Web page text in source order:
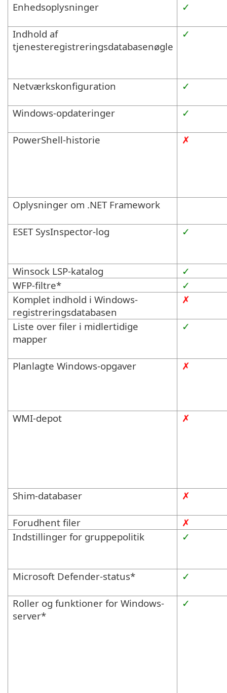
Enhedsoplysninger ✓
Indhold af
tjenesteregistreringsdatabasenøgle
✓
Netværkskonfiguration ✓
Windows-opdateringer ✓
PowerShell-historie ✗
Oplysninger om .NET Framework
ESET SysInspector-log ✓
Winsock LSP-katalog
✓
WFP-filtre*
✓
Komplet indhold i Windows-
registreringsdatabasen
✗
Liste over filer i midlertidige
mapper
✓
Planlagte Windows-opgaver ✗
WMI-depot ✗
Shim-databaser ✗
Forudhent filer
✗
Indstillinger for gruppepolitik
✓
Microsoft Defender-status* ✓
Roller og funktioner for Windows-
server*
✓